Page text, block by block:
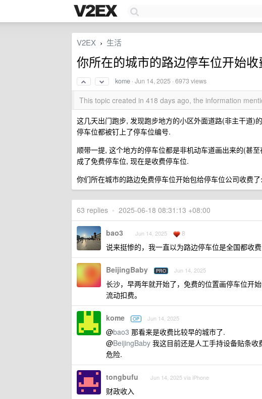
V2EX › 生活
你所在的城市的路边停车位开始
kome ·Jun 14, 2025 · 6973 views
This topic created in 418 days ago, the information
这几天出门跑步, 发现跑步地方的小区外面道路(非主干道)
停车位都被钉上了停车位编号.
顺带一提, 这个地方的停车位都是非机动车道画出来的(甚
成了免费停车位, 现在是收费停车位.
你们所在城市的路边免费停车位开始包给停车位公司收费了
63 replies • 2025-06-18 08:31:13 +08:00
bao3 Jun 14, 2025 8
说来挺惨的，我一直以为路边停车位是全国都收
BeijingBaby PRO Jun 14, 2025
长沙，早两年就开始了，免费的位置画停车位开
流动扣费。
kome OP Jun 14, 2025
@bao3 那看来是收费比较早的城市了.
@BeijingBaby 我这目前还是人工手持设备贴条
危险.
tongbufu Jun 14, 2025 via iPhone
财政收入